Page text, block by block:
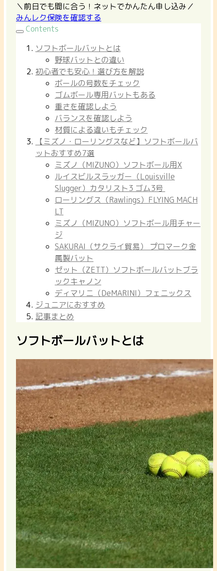
＼前日でも間に合う！ネットでかんたん申し込み／
みんレク保険を確認する
Contents
ソフトボールバットとは
野球バットとの違い
初心者でも安心！選び方を解説
ボールの号数をチェック
ゴムボール専用バットもある
重さを確認しよう
バランスを確認しよう
材質による違いもチェック
【ミズノ・ローリングスなど】ソフトボールバ
ットおすすめ7選
ミズノ（MIZUNO）ソフトボール用X
ルイスビルスラッガー（Louisville
Slugger）カタリスト3 ゴム3号
ローリングス（Rawlings）FLYING MACH
LT
ミズノ（MIZUNO）ソフトボール用チャー
ジ
SAKURAI（サクライ貿易） プロマーク金
属製バット
ゼット（ZETT）ソフトボールバットブラ
ックキャノン
ディマリニ（DeMARINI）フェニックス
ジュニアにおすすめ
記事まとめ
ソフトボールバットとは